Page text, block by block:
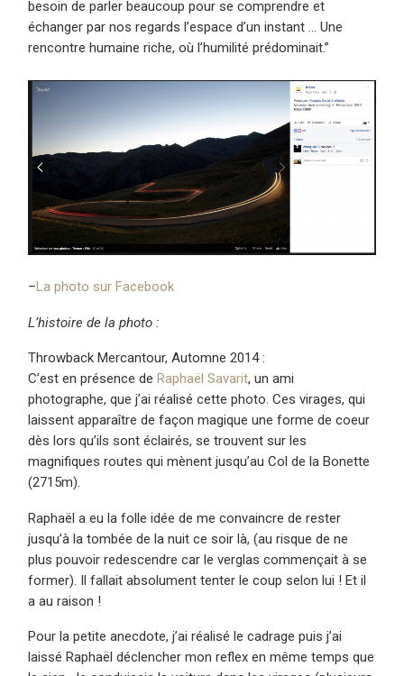
besoin de parler beaucoup pour se comprendre et
échanger par nos regards l’espace d’un instant … Une
rencontre humaine riche, où l’humilité prédominait.”
–La photo sur Facebook
L’histoire de la photo :
Throwback Mercantour, Automne 2014 :
C’est en présence de Raphaël Savarit, un ami
photographe, que j’ai réalisé cette photo. Ces virages, qui
laissent apparaître de façon magique une forme de coeur
dès lors qu’ils sont éclairés, se trouvent sur les
magnifiques routes qui mènent jusqu’au Col de la Bonette
(2715m).
Raphaël a eu la folle idée de me convaincre de rester
jusqu’à la tombée de la nuit ce soir là, (au risque de ne
plus pouvoir redescendre car le verglas commençait à se
former). Il fallait absolument tenter le coup selon lui ! Et il
a au raison !
Pour la petite anecdote, j’ai réalisé le cadrage puis j’ai
laissé Raphaël déclencher mon reflex en même temps que